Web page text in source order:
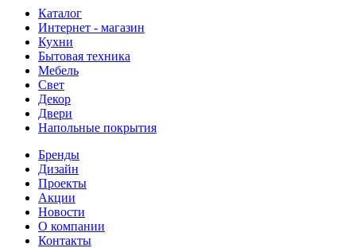
Каталог
Интернет - магазин
Кухни
Бытовая техника
Мебель
Свет
Декор
Двери
Напольные покрытия
Бренды
Дизайн
Проекты
Акции
Новости
О компании
Контакты